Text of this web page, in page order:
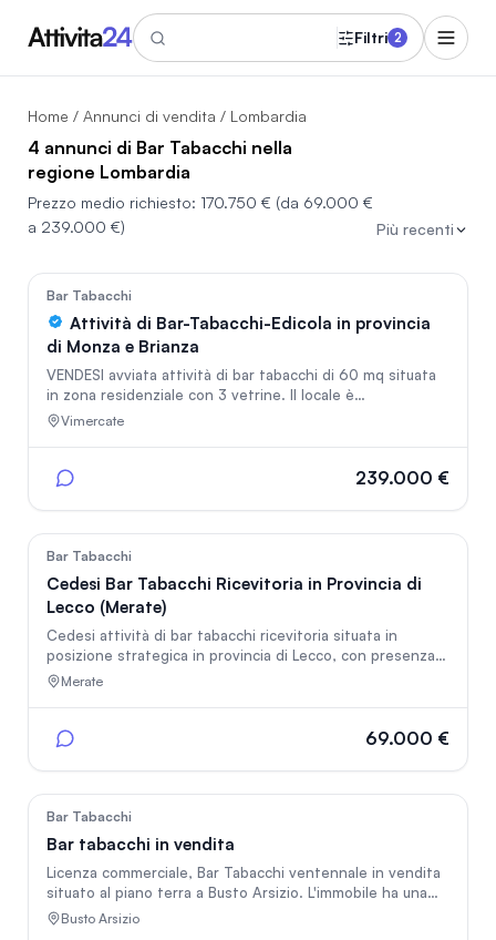
Filtri 2
Home / Annunci di vendita / Lombardia
4 annunci di Bar Tabacchi nella
regione Lombardia
Prezzo medio richiesto: 170.750 € (da 69.000 €
a 239.000 €)
Più recenti
Bar Tabacchi
Attività di Bar-Tabacchi-Edicola in provincia
di Monza e Brianza
VENDESI avviata attività di bar tabacchi di 60 mq situata
in zona residenziale con 3 vetrine. Il locale è
completamente ristrutturato e vanta arredi moderni tra
stagione. La gamma di servizi è completa: bar, tabacchi,
marche da bollo e servizi di pagamento Mooney e LIS. La
proprietà comprende anche due ampie cantine.
Vimercate
239.000 €
Bar Tabacchi
Cedesi Bar Tabacchi Ricevitoria in Provincia di
Lecco (Merate)
Cedesi attività di bar tabacchi ricevitoria situata in
posizione strategica in provincia di Lecco, con presenza
di servizi Lotto, tabacchi e clientela consolidata. Locale
arredi e attrezzature necessarie per l’esercizio. Presenza
Merate
69.000 €
Bar Tabacchi
Bar tabacchi in vendita
Licenza commerciale, Bar Tabacchi ventennale in vendita
situato al piano terra a Busto Arsizio. L'immobile ha una
superficie di 60 metri quadri ed è composto da un unico
Busto Arsizio